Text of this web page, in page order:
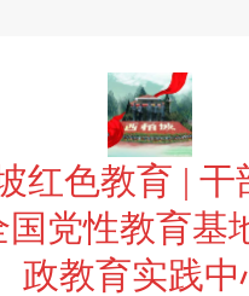
红色教育 | 干
国党性教育基
政教育实践中